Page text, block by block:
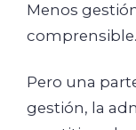
Menos
comprensible.
Pero una
gestión, la